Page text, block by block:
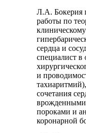
Л.А. Бокерия
работы по
сердца и
специалист в
и
сочетания
пороками и
коронарной